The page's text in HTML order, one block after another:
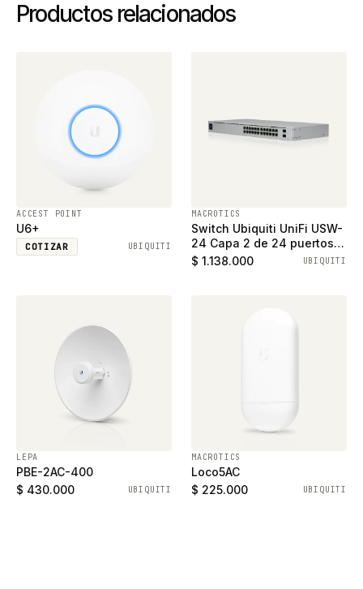
Productos relacionados
ACCEST POINT
U6+
COTIZAR UBIQUITI
MACROTICS
Switch Ubiquiti UniFi USW-
24 Capa 2 de 24 puertos
ethernet gigabit y 2
$ 1.138.000 UBIQUITI
LEPA
PBE-2AC-400
$ 430.000
UBIQUITI
MACROTICS
Loco5AC
$ 225.000
UBIQUITI